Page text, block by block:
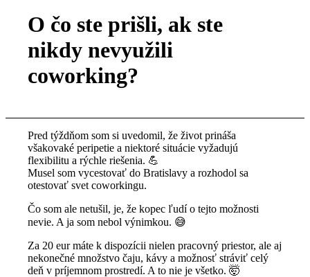
O čo ste prišli, ak ste
nikdy nevyužili
coworking?
Pred týždňom som si uvedomil, že život prináša
všakovaké peripetie a niektoré situácie vyžadujú
flexibilitu a rýchle riešenia. 💪
Musel som vycestovať do Bratislavy a rozhodol sa
otestovať svet coworkingu.
Čo som ale netušil, je, že kopec ľudí o tejto možnosti
nevie. A ja som nebol výnimkou. 😅
Za 20 eur máte k dispozícii nielen pracovný priestor, ale aj
nekonečné množstvo čaju, kávy a možnosť stráviť celý
deň v príjemnom prostredí. A to nie je všetko. 🤯